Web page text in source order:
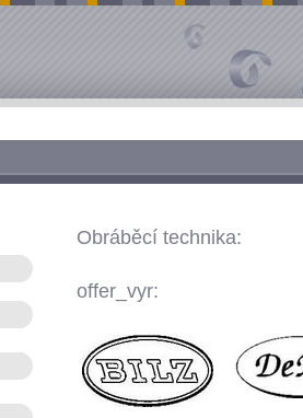
Obráběcí technika:
offer_vyr: